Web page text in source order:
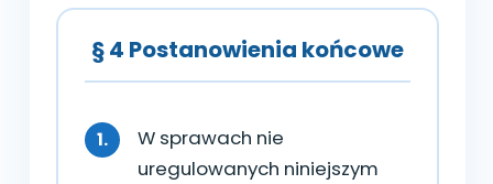
§ 4 Postanowienia końcowe
W sprawach nie
uregulowanych niniejszym